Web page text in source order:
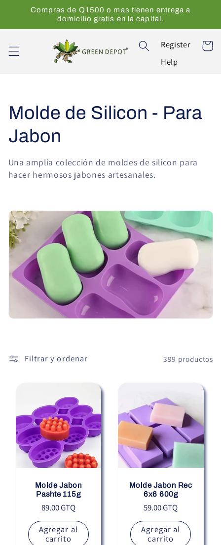
directamente
Compras de Q1500 o mas tienen entrega a
domicilio gratis en la capital.
Register
Help
Carrito
C
o
l
e
c
c
i
ó
:
Molde de Silicon - Para
Jabon
Una amplia colección de moldes de silicon para
hacer hermosos jabones artesanales.
Filtrar y ordenar 399 productos
Molde Jabon
Pashte 115g
Precio
habitual
89.00 GTQ
Agregar al
carrito
Molde Jabon Rec
6x6 600g
Precio
habitual
59.00 GTQ
Agregar al
carrito